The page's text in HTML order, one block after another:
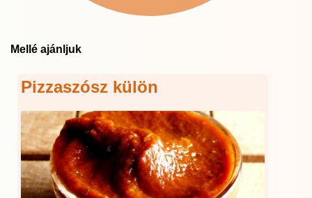
Mellé ajánljuk
Pizzaszósz külön